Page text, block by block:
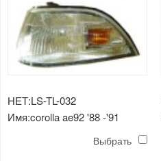
НЕТ:LS-TL-032
Имя:corolla ae92 '88 -'91
Выбрать